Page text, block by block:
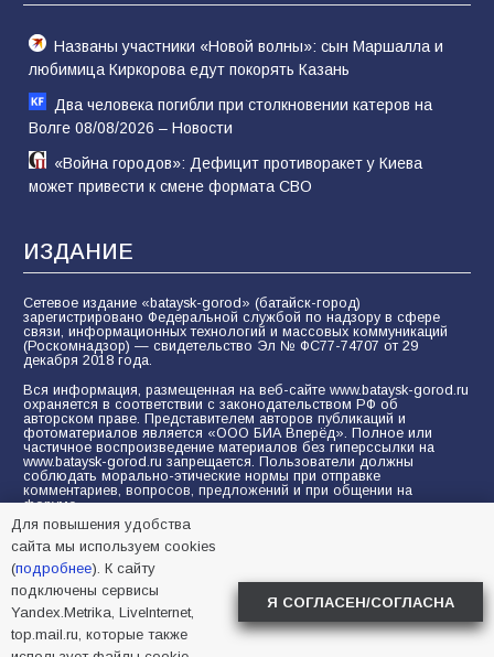
Названы участники «Новой волны»: сын Маршалла и
любимица Киркорова едут покорять Казань
Два человека погибли при столкновении катеров на
Волге 08/08/2026 – Новости
«Война городов»: Дефицит противоракет у Киева
может привести к смене формата СВО
ИЗДАНИЕ
Сетевое издание «bataysk-gorod» (батайск-город)
зарегистрировано Федеральной службой по надзору в сфере
связи, информационных технологий и массовых коммуникаций
(Роскомнадзор) — свидетельство Эл № ФС77-74707 от 29
декабря 2018 года.
Вся информация, размещенная на веб-сайте www.bataysk-gorod.ru
охраняется в соответствии с законодательством РФ об
авторском праве. Представителем авторов публикаций и
фотоматериалов является «ООО БИА Вперёд». Полное или
частичное воспроизведение материалов без гиперссылки на
www.bataysk-gorod.ru запрещается. Пользователи должны
соблюдать морально-этические нормы при отправке
комментариев, вопросов, предложений и при общении на
форуме.
Политика конфиденциальности и защиты информации
Согласие на обработку персональных данных с помощью
сервисов Yandex.Metrika, LiveInternet, top.mail.ru
© 2005-2026 БИА «ВПЕРЕД»
Для повышения удобства
сайта мы используем cookies
(подробнее). К сайту
подключены сервисы
Yandex.Metrika, LiveInternet,
top.mail.ru, которые также
Я СОГЛАСЕН/СОГЛАСНА